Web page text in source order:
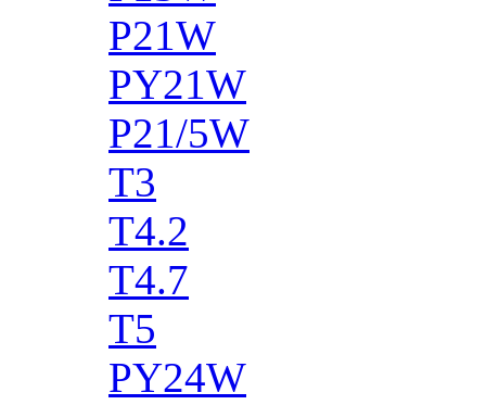
P21W
PY21W
P21/5W
T3
T4.2
T4.7
T5
PY24W